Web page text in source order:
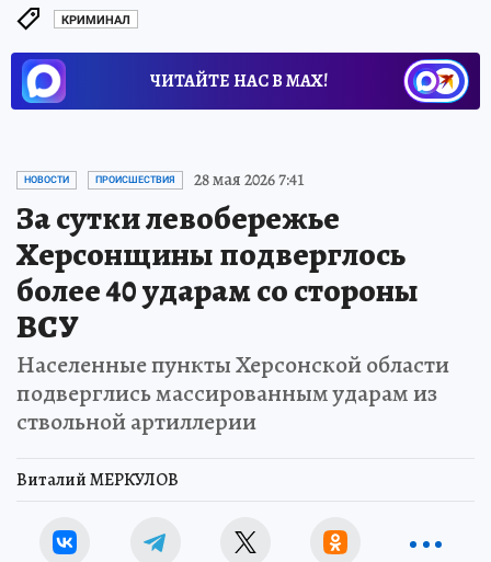
КРИМИНАЛ
ЧИТАЙТЕ НАС В МАХ!
НОВОСТИ ПРОИСШЕСТВИЯ 28 мая 2026 7:41
За сутки левобережье
Херсонщины подверглось
более 40 ударам со стороны
ВСУ
Населенные пункты Херсонской области
подверглись массированным ударам из
ствольной артиллерии
Виталий МЕРКУЛОВ